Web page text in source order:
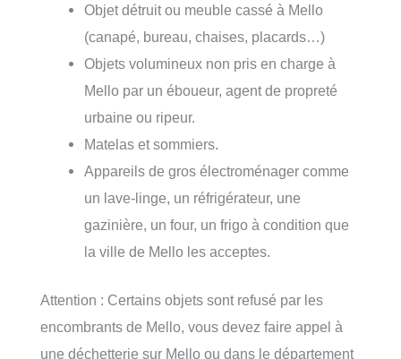
Objet détruit ou meuble cassé à Mello
(canapé, bureau, chaises, placards…)
Objets volumineux non pris en charge à
Mello par un éboueur, agent de propreté
urbaine ou ripeur.
Matelas et sommiers.
Appareils de gros électroménager comme
un lave-linge, un réfrigérateur, une
gazinière, un four, un frigo à condition que
la ville de Mello les acceptes.
Attention : Certains objets sont refusé par les
encombrants de Mello, vous devez faire appel à
une déchetterie sur Mello ou dans le département